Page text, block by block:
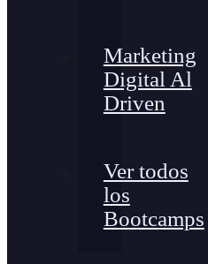
Marketing
Digital Al
Driven
Ver todos
los
Bootcamps